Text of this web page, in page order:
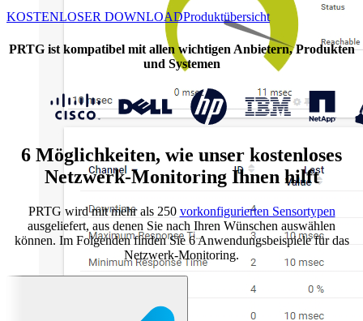
KOSTENLOSER DOWNLOADProduktübersicht
PRTG ist kompatibel mit allen wichtigen Anbietern, Produkten
und Systemen
6 Möglichkeiten, wie unser kostenloses
Netzwerk-Monitoring Ihnen hilft
PRTG wird mit mehr als 250 vorkonfigurierten Sensortypen
ausgeliefert, aus denen Sie nach Ihren Wünschen auswählen
können. Im Folgenden finden Sie 6 Anwendungsbeispiele für das
Netzwerk-Monitoring.